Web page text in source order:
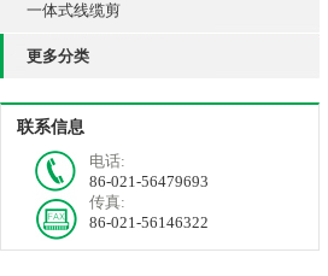
一体式线缆剪
更多分类
联系信息
电话:
86-021-56479693
传真:
86-021-56146322